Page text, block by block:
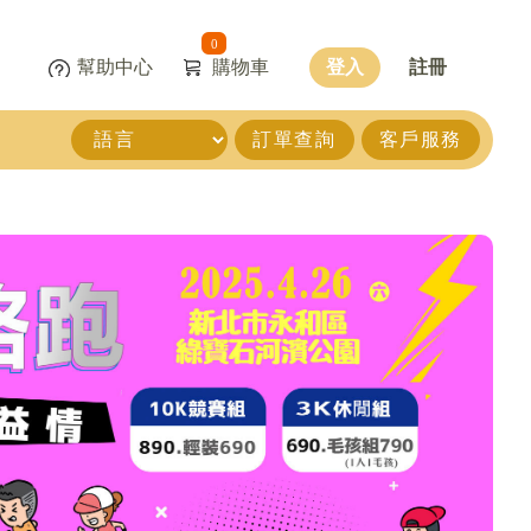
幫助中心
0
購物車 登入 註冊
訂單查詢 客戶服務